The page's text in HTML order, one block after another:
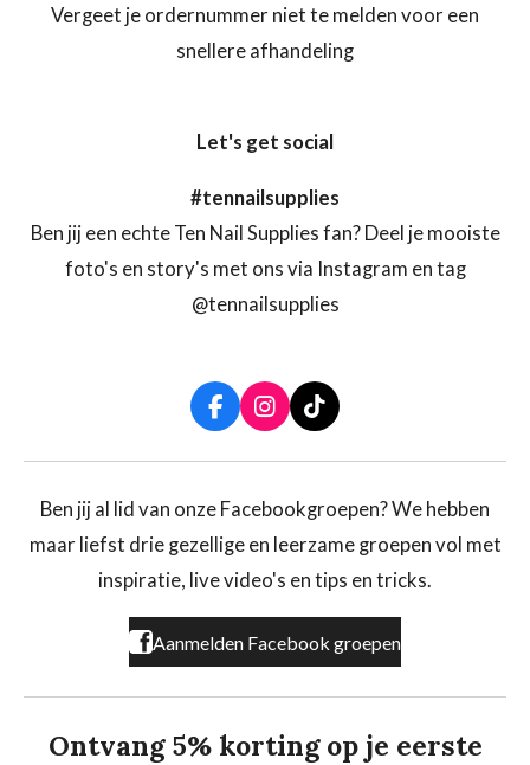
Vergeet je ordernummer niet te melden voor een
snellere afhandeling
Let's get social
#tennailsupplies
Ben jij een echte Ten Nail Supplies fan? Deel je mooiste
foto's en story's met ons via Instagram en tag
@tennailsupplies
F
a
c
b
o
k
I
n
s
a
r
a
m
T
i
k
o
k
Ben jij al lid van onze Facebookgroepen? We hebben
maar liefst drie gezellige en leerzame groepen vol met
inspiratie, live video's en tips en tricks.
Aanmelden Facebook groepen
Ontvang 5% korting op je eerste